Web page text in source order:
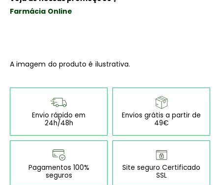
Farmácia Online
A imagem do produto é ilustrativa.
Envio rápido em
24h/48h
Envios grátis a partir de
49€
Pagamentos 100%
seguros
Site seguro Certificado
SSL